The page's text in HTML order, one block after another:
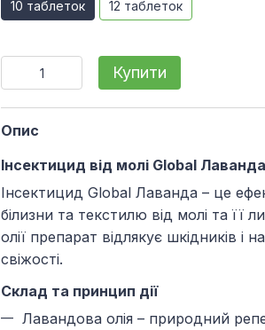
10 таблеток 12 таблеток
Купити
Опис
Інсектицид від молі Global
Інсектицид Global Лаванда – це
білизни та текстилю від молі та її
олії препарат відлякує шкідників
свіжості.
Склад та принцип дії
Лавандова олія – природний